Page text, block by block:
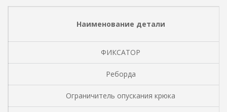
Наименование детали
ФИКСАТОР
Реборда
Ограничитель опускания крюка